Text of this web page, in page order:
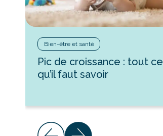
Bien-être et santé
Pic de croissance : tout ce
qu’il faut savoir